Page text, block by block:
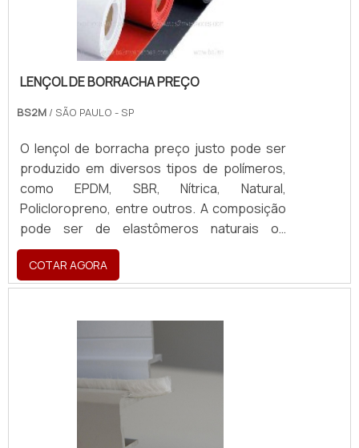
LENÇOL DE BORRACHA PREÇO
BS2M / SÃO PAULO - SP
O lençol de borracha preço justo pode ser
produzido em diversos tipos de polímeros,
como EPDM, SBR, Nítrica, Natural,
Policloropreno, entre outros. A composição
pode ser de elastômeros naturais ou
sintéticos, e é fundamental que o fornecedor
siga corretamente as normas
regulamentares referente ao produto
à demanda, tanto da indústria, quanto do
campo. O lençol de borracha desse modelo
qualidade e resistência, alta
COTAR AGORA